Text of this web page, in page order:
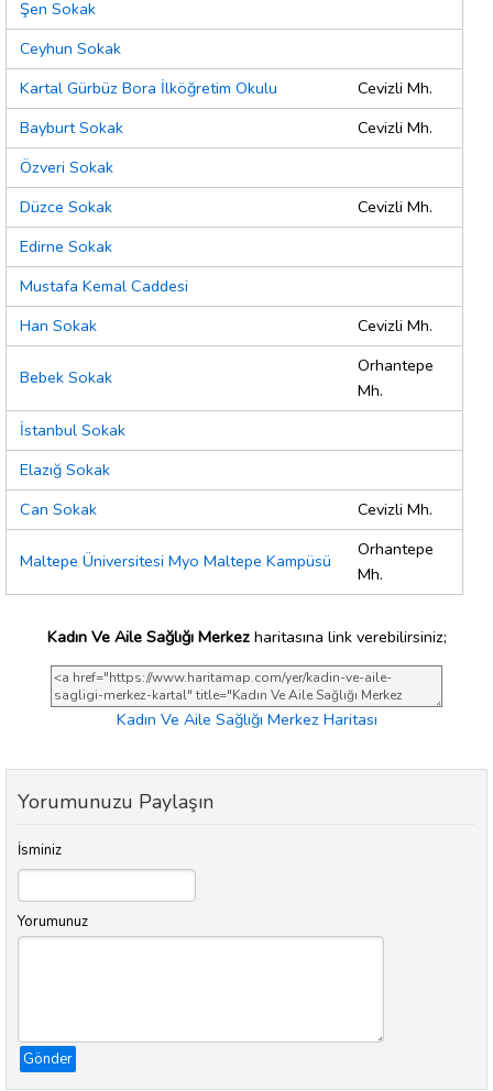
Şen Sokak
Ceyhun Sokak
Kartal Gürbüz Bora İlköğretim Okulu
Cevizli Mh.
Bayburt Sokak
Cevizli Mh.
Özveri Sokak
Düzce Sokak
Cevizli Mh.
Edirne Sokak
Mustafa Kemal Caddesi
Han Sokak
Cevizli Mh.
Bebek Sokak
Orhantepe
Mh.
İstanbul Sokak
Elazığ Sokak
Can Sokak
Cevizli Mh.
Maltepe Üniversitesi Myo Maltepe Kampüsü
Orhantepe
Mh.
Kadın Ve Aile Sağlığı Merkezharitasına link verebilirsiniz;
Kadın Ve Aile Sağlığı Merkez Haritası
Yorumunuzu Paylaşın
İsminiz
Yorumunuz
Gönder